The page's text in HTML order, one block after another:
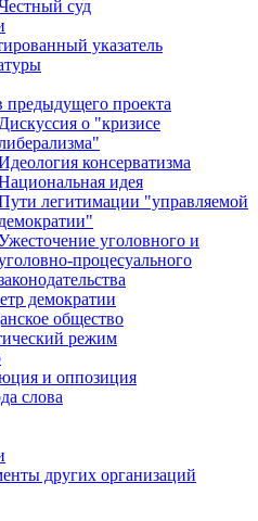
суд
указатель
предыдущего проекта
о "кризисе
консерватизма
идея
легитимации "управляемой
уголовного и
процесуального
демократии
общество
режим
и оппозиция
слова
других организаций